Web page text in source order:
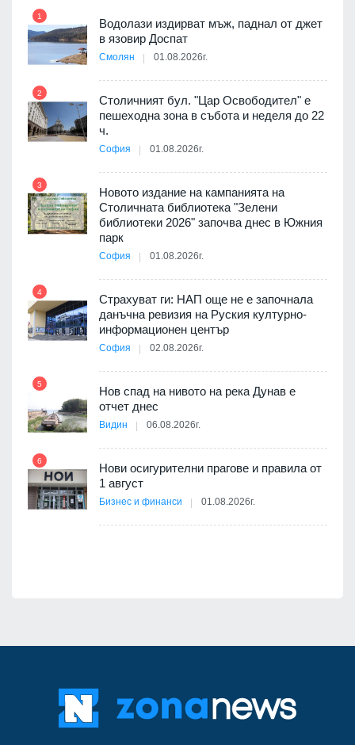
1
Водолази издирват мъж, паднал от джет
в язовир Доспат
Смолян 01.08.2026г.
2
Столичният бул. "Цар Освободител" е
пешеходна зона в събота и неделя до 22
ч.
София 01.08.2026г.
3
Новото издание на кампанията на
Столичната библиотека "Зелени
библиотеки 2026" започва днес в Южния
парк
София 01.08.2026г.
4
Страхуват ги: НАП още не е започнала
данъчна ревизия на Руския културно-
информационен център
София 02.08.2026г.
5
Нов спад на нивото на река Дунав е
отчет днес
Видин 06.08.2026г.
6
Нови осигурителни прагове и правила от
1 август
Бизнес и финанси 01.08.2026г.